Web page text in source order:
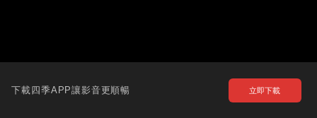
下載四季APP讓影音更順暢 立即下載